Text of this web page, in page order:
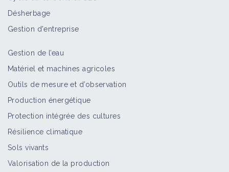
Désherbage
Gestion d'entreprise
Gestion de l’eau
Matériel et machines agricoles
Outils de mesure et d’observation
Production énergétique
Protection intégrée des cultures
Résilience climatique
Sols vivants
Valorisation de la production